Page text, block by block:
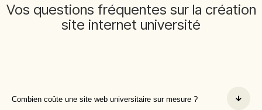
Vos questions fréquentes sur la création
site internet université
Combien coûte une site web universitaire sur mesure ?